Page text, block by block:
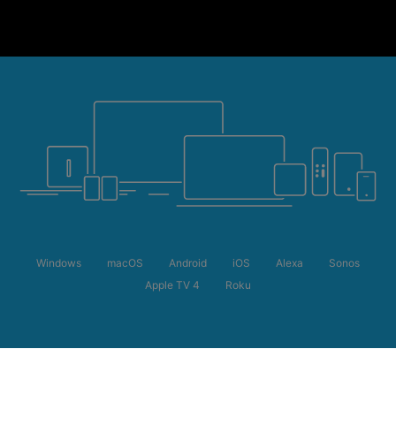
Windows macOS Android iOS Alexa
Sonos
Apple TV 4
Roku